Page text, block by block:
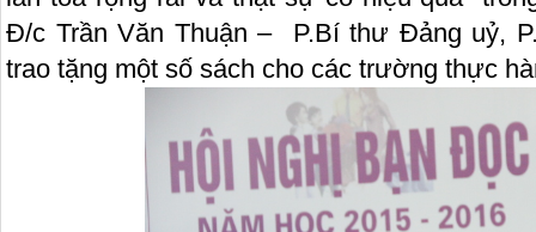
Đ/c Trần Văn Thuận – P.Bí thư Đảng uỷ,
trao tặng một số sách cho các trường thực